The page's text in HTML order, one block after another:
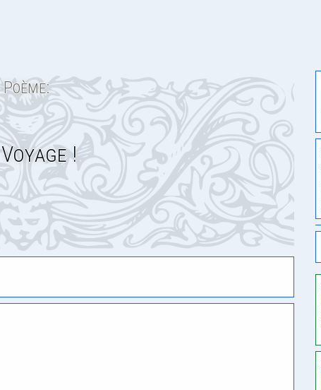
Poème:
!